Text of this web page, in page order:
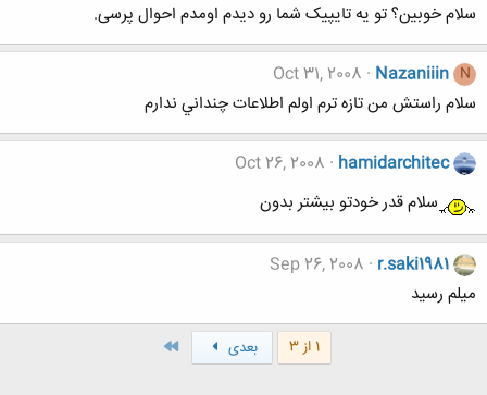
سلام خوبین؟ تو یه تایپیک شما رو دیدم اومدم احوال پرسی.
N
Nazaniiin
Oct 31, 2008
سلام راستش من تازه ترم اولم اطلاعات چنداني ندارم
hamidarchitec
Oct 26, 2008
سلام قدر خودتو بیشتر بدون
r.saki1981
Sep 26, 2008
میلم رسید
1 از 3 بعدی